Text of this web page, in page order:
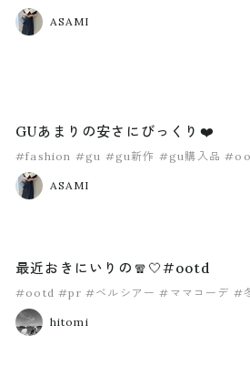
ASAMI
GUあまりの安さにびっくり❤️
#fashion #gu #gu新作 #gu購入品
ASAMI
最近おきにいりの🧣🤍#ootd
#ootd #pr #ベルシアー #ママコーデ #
hitomi